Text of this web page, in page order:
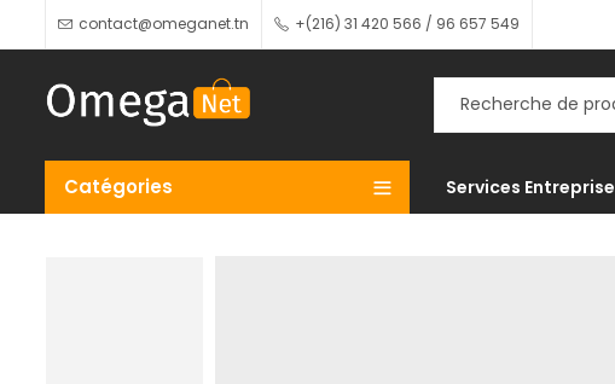
contact@omeganet.tn +(216) 31 420 566 / 96 657 549
Catégories Services Entreprise